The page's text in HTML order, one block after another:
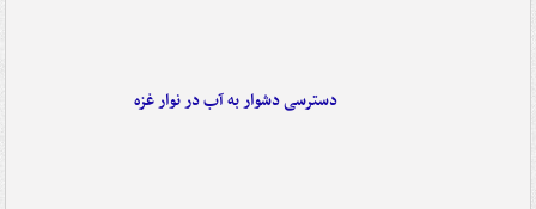
دسترسی دشوار به آب در نوار غزه